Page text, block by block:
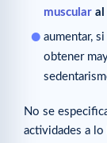
muscular al
aumentar,
obtener
No se
actividades a lo